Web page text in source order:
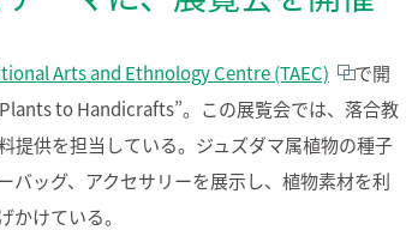
Arts and Ethnology Centre (TAEC)
で開
to Handicrafts”。この展覧会では、落合教
提供を担当している。ジュズダマ属植物の種子
バッグ、アクセサリーを展示し、植物素材を利
けている。